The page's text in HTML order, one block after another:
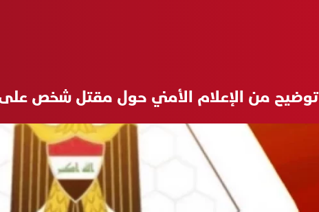
توضيح من الإعلام الأمني حول مقتل شخص